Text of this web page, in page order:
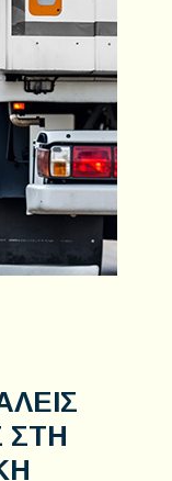
ΣΤΗ